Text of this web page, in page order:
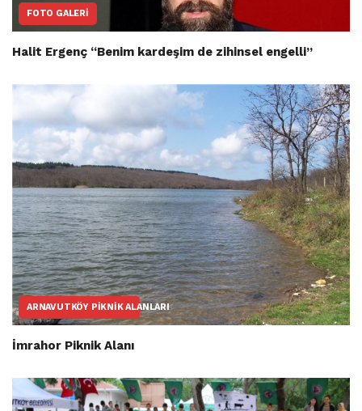
FOTO GALERI
Halit Ergenç “Benim kardeşim de zihinsel engelli”
ARNAVUTKÖY PIKNIK ALANLARI
İmrahor Piknik Alanı